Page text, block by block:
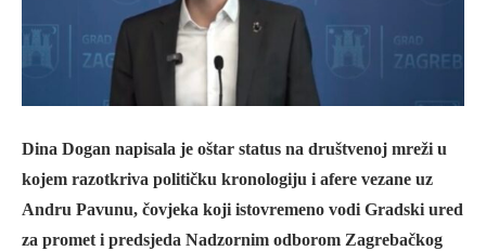
Dina Dogan napisala je oštar status na društvenoj mreži u
kojem razotkriva političku kronologiju i afere vezane uz
Andru Pavunu, čovjeka koji istovremeno vodi Gradski ured
za promet i predsjeda Nadzornim odborom Zagrebačkog